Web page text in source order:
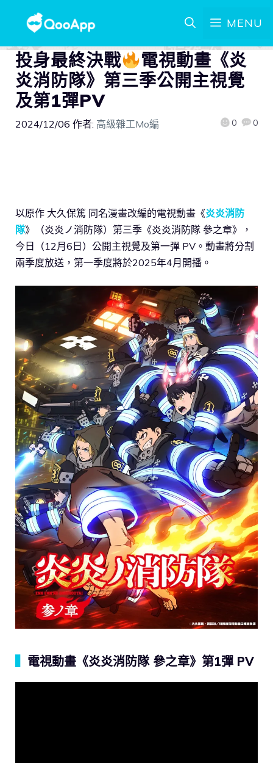
MENU
投身最終決戰
電視動畫《炎
炎消防隊》第三季公開主視覺
及第1彈PV
2024/12/06 作者: 高級雜工Mo編 0 0
以原作 大久保篤 同名漫畫改編的電視動畫《炎炎消防
隊》（炎炎ノ消防隊）第三季《炎炎消防隊 參之章》，
今日（12月6日）公開主視覺及第一彈 PV。動畫將分割
兩季度放送，第一季度將於2025年4月開播。
電視動畫《炎炎消防隊 參之章》第1彈 PV